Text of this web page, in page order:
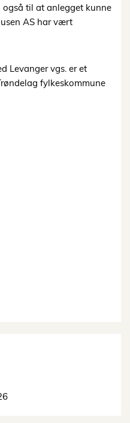
også til at anlegget kunne
AS har vært
Levanger vgs. er et
fylkeskommune